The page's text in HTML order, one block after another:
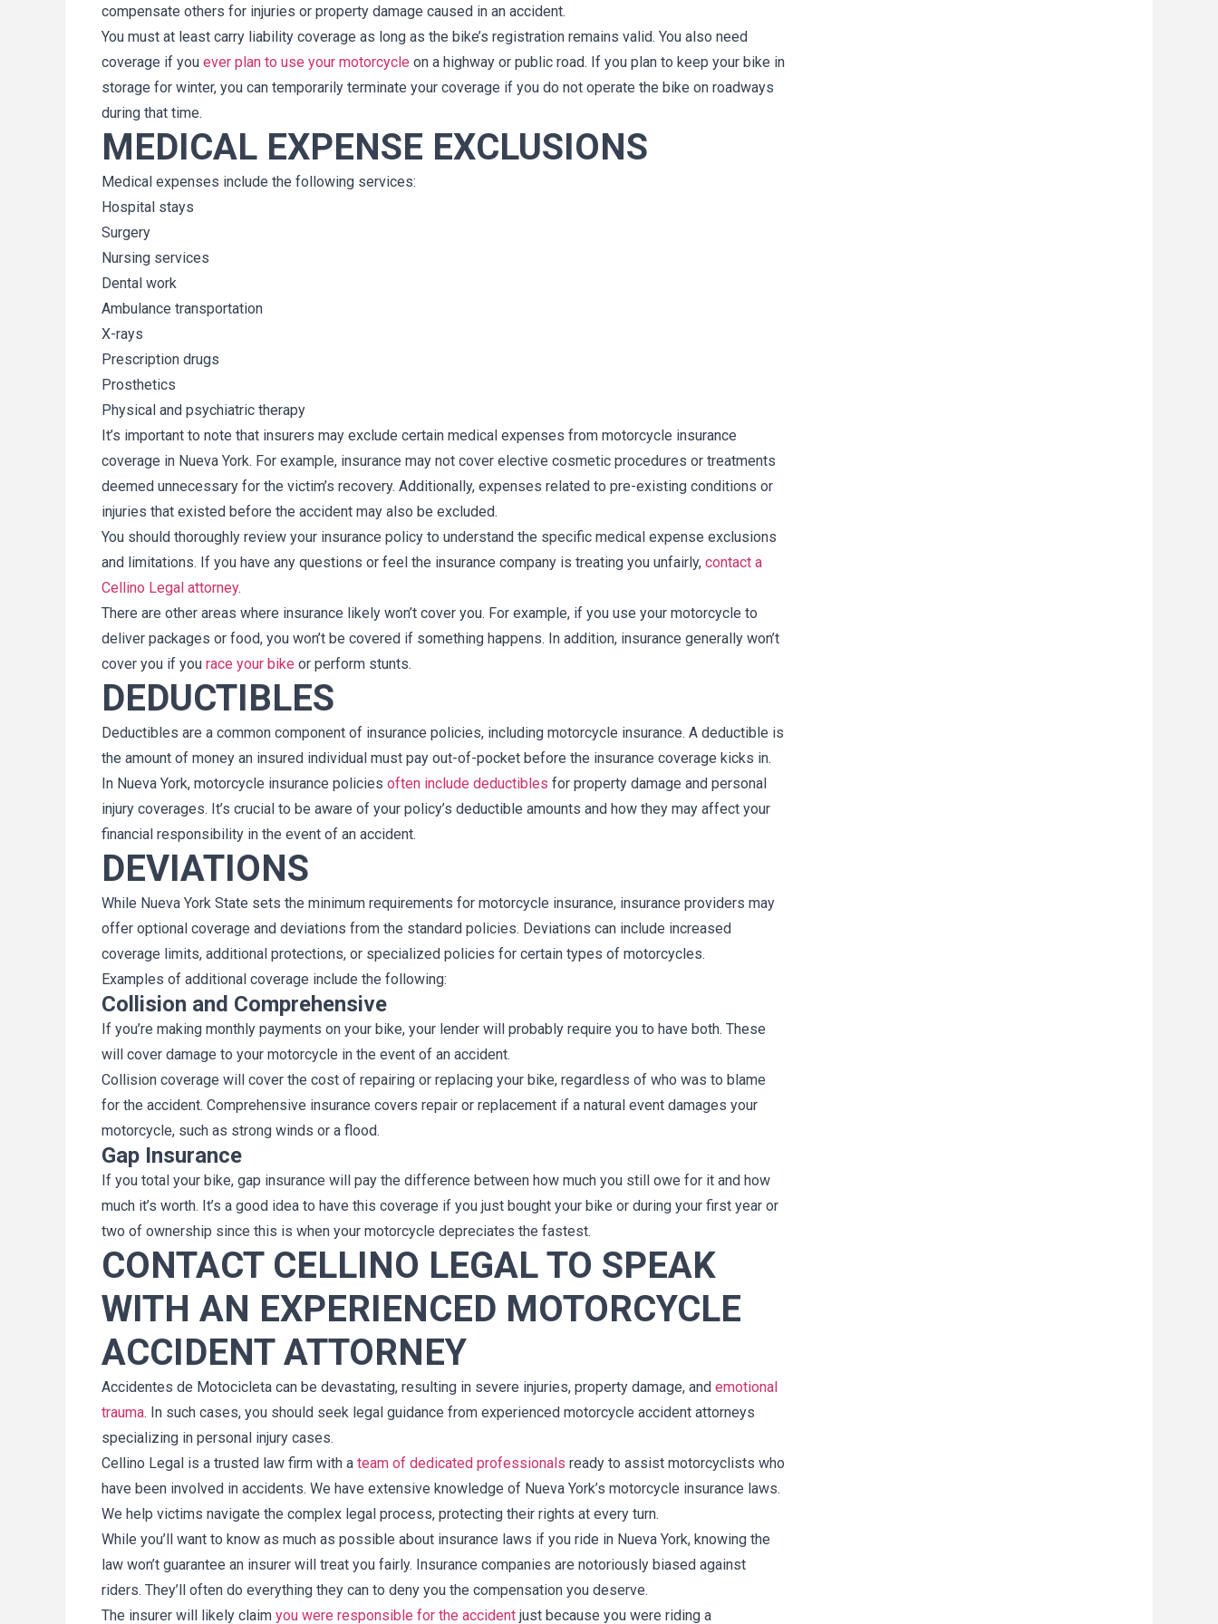
compensate others for injuries or property damage caused in an accident.
You must at least carry liability coverage as long as the bike’s registration remains valid. You also need
coverage if you ever plan to use your motorcycle on a highway or public road. If you plan to keep your bike in
storage for winter, you can temporarily terminate your coverage if you do not operate the bike on roadways
during that time.
MEDICAL EXPENSE EXCLUSIONS
Medical expenses include the following services:
Hospital stays
Surgery
Nursing services
Dental work
Ambulance transportation
X-rays
Prescription drugs
Prosthetics
Physical and psychiatric therapy
It’s important to note that insurers may exclude certain medical expenses from motorcycle insurance
coverage in Nueva York. For example, insurance may not cover elective cosmetic procedures or treatments
deemed unnecessary for the victim’s recovery. Additionally, expenses related to pre-existing conditions or
injuries that existed before the accident may also be excluded.
You should thoroughly review your insurance policy to understand the specific medical expense exclusions
and limitations. If you have any questions or feel the insurance company is treating you unfairly, contact a
Cellino Legal attorney.
There are other areas where insurance likely won’t cover you. For example, if you use your motorcycle to
deliver packages or food, you won’t be covered if something happens. In addition, insurance generally won’t
cover you if you race your bike or perform stunts.
DEDUCTIBLES
Deductibles are a common component of insurance policies, including motorcycle insurance. A deductible is
the amount of money an insured individual must pay out-of-pocket before the insurance coverage kicks in.
In Nueva York, motorcycle insurance policies often include deductibles for property damage and personal
injury coverages. It’s crucial to be aware of your policy’s deductible amounts and how they may affect your
financial responsibility in the event of an accident.
DEVIATIONS
While Nueva York State sets the minimum requirements for motorcycle insurance, insurance providers may
offer optional coverage and deviations from the standard policies. Deviations can include increased
coverage limits, additional protections, or specialized policies for certain types of motorcycles.
Examples of additional coverage include the following:
Collision and Comprehensive
If you’re making monthly payments on your bike, your lender will probably require you to have both. These
will cover damage to your motorcycle in the event of an accident.
Collision coverage will cover the cost of repairing or replacing your bike, regardless of who was to blame
for the accident. Comprehensive insurance covers repair or replacement if a natural event damages your
motorcycle, such as strong winds or a flood.
Gap Insurance
If you total your bike, gap insurance will pay the difference between how much you still owe for it and how
much it’s worth. It’s a good idea to have this coverage if you just bought your bike or during your first year or
two of ownership since this is when your motorcycle depreciates the fastest.
CONTACT CELLINO LEGAL TO SPEAK
WITH AN EXPERIENCED MOTORCYCLE
ACCIDENT ATTORNEY
Accidentes de Motocicleta can be devastating, resulting in severe injuries, property damage, and emotional
trauma. In such cases, you should seek legal guidance from experienced motorcycle accident attorneys
specializing in personal injury cases.
Cellino Legal is a trusted law firm with a team of dedicated professionals ready to assist motorcyclists who
have been involved in accidents. We have extensive knowledge of Nueva York’s motorcycle insurance laws.
We help victims navigate the complex legal process, protecting their rights at every turn.
While you’ll want to know as much as possible about insurance laws if you ride in Nueva York, knowing the
law won’t guarantee an insurer will treat you fairly. Insurance companies are notoriously biased against
riders. They’ll often do everything they can to deny you the compensation you deserve.
The insurer will likely claim you were responsible for the accident just because you were riding a
de nuevo.